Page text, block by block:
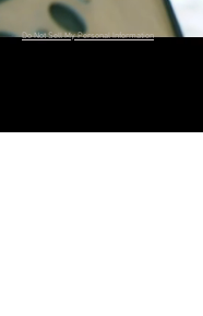
Do Not Sell My Personal Information